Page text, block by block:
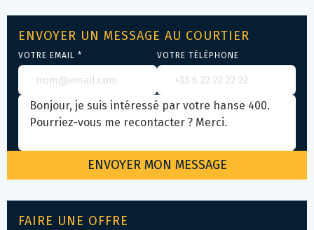
ENVOYER UN MESSAGE AU COURTIER
VOTRE EMAIL * VOTRE TÉLÉPHONE
FAIRE UNE OFFRE